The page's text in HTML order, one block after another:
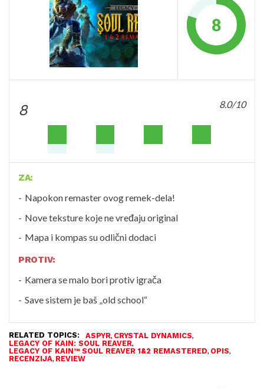
8
8 8.0/10
ZA:
Napokon remaster ovog remek-dela!
Nove teksture koje ne vređaju original
Mapa i kompas su odlični dodaci
PROTIV:
Kamera se malo bori protiv igrača
Save sistem je baš „old school“
RELATED TOPICS: ASPYR, CRYSTAL DYNAMICS,
LEGACY OF KAIN: SOUL REAVER,
LEGACY OF KAIN™ SOUL REAVER 1&2 REMASTERED, OPIS,
RECENZIJA, REVIEW